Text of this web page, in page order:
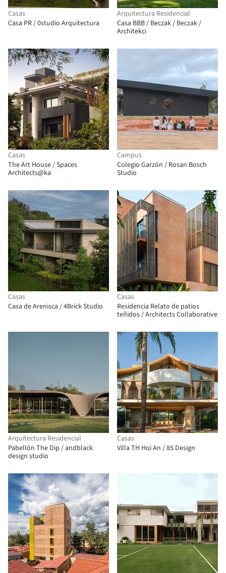
Casas
Casa PR / 0studio Arquitectura
Arquitectura Residencial
Casa BBB / Beczak / Beczak /
Architekci
Casas
The Art House / Spaces
Architects@ka
Campus
Colegio Garzón / Rosan Bosch
Studio
Casas
Casa de Arenisca / 4Brick Studio
Casas
Residencia Relato de patios
teñidos / Architects Collaborative
Arquitectura Residencial
Pabellón The Dip / andblack
design studio
Casas
Villa TH Hoi An / 85 Design